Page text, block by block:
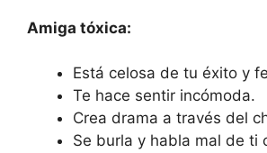
Amiga tóxica:
Está celosa de tu éxito y
Te hace sentir incómoda.
Crea drama a través del
Se burla y habla mal de ti